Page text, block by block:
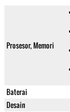
Prosesor, Memori
Baterai
Desain